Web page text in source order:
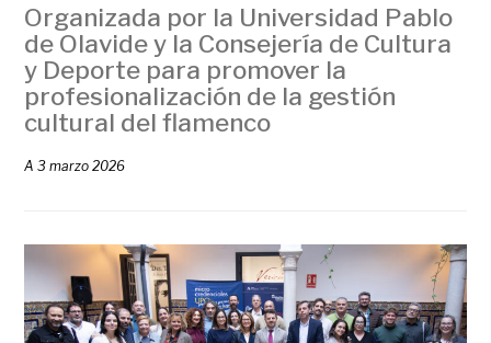
Organizada por la Universidad Pablo
de Olavide y la Consejería de Cultura
y Deporte para promover la
profesionalización de la gestión
cultural del flamenco
A3 marzo 2026